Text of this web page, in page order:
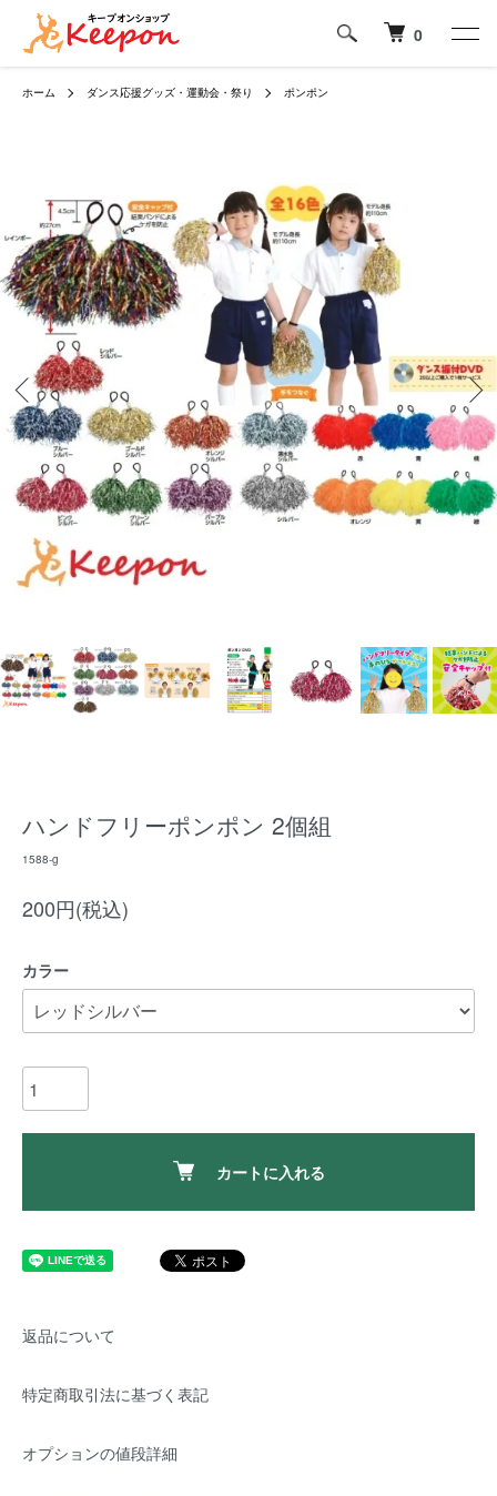
0
ホーム ダンス応援グッズ・運動会・祭り ポンポン
ハンドフリーポンポン 2個組
1588‐g
200円(税込)
カラー
カートに入れる
返品について
特定商取引法に基づく表記
オプションの値段詳細